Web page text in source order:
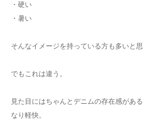
・硬い
・暑い
そんなイメージを持っている方も多いと思
でもこれは違う。
見た目にはちゃんとデニムの存在感があ
なり軽快。